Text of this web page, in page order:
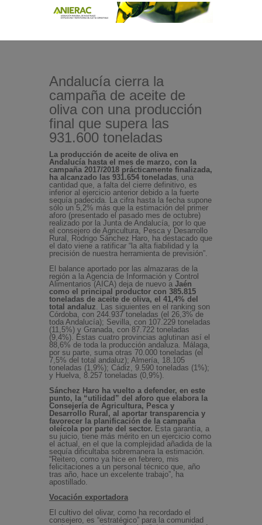
Andalucía cierra la
campaña de aceite de
oliva con una producción
final que supera las
931.600 toneladas
La producción de aceite de oliva en
Andalucía hasta el mes de marzo, con la
campaña 2017/2018 prácticamente finalizada,
ha alcanzado las 931.654 toneladas , una
cantidad que, a falta del cierre definitivo, es
inferior al ejercicio anterior debido a la fuerte
sequía padecida. La cifra hasta la fecha supone
sólo un 5,2% más que la estimación del primer
aforo (presentado el pasado mes de octubre)
realizado por la Junta de Andalucía, por lo que
el consejero de Agricultura, Pesca y Desarrollo
Rural, Rodrigo Sánchez Haro, ha destacado que
el dato viene a ratificar “la alta fiabilidad y la
precisión de nuestra herramienta de previsión”.
El balance aportado por las almazaras de la
región a la Agencia de Información y Control
Alimentarios (AICA) deja de nuevo a Jaén
como el principal productor con 385.815
toneladas de aceite de oliva, el 41,4% del
total andaluz . Las siguientes en el ranking son
Córdoba, con 244.937 toneladas (el 26,3% de
toda Andalucía); Sevilla, con 107.229 toneladas
(11,5%) y Granada, con 87.722 toneladas
(9,4%). Estas cuatro provincias aglutinan así el
88,6% de toda la producción andaluza. Málaga,
por su parte, suma otras 70.000 toneladas (el
7,5% del total andaluz); Almería, 18.105
toneladas (1,9%); Cádiz, 9.590 toneladas (1%);
y Huelva, 8.257 toneladas (0,9%).
Sánchez Haro ha vuelto a defender, en este
punto, la “utilidad” del aforo que elabora la
Consejería de Agricultura, Pesca y
Desarrollo Rural, al aportar transparencia y
favorecer la planificación de la campaña
oleícola por parte del sector. Esta garantía, a
su juicio, tiene más mérito en un ejercicio como
el actual, en el que la complejidad añadida de la
sequía dificultaba sobremanera la estimación.
“Reitero, como ya hice en febrero, mis
felicitaciones a un personal técnico que, año
tras año, hace un excelente trabajo”, ha
apostillado.
Vocación exportadora
El cultivo del olivar, como ha recordado el
consejero, es “estratégico” para la comunidad